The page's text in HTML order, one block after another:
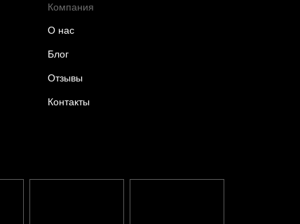
Компания
О нас
Блог
Отзывы
Контакты